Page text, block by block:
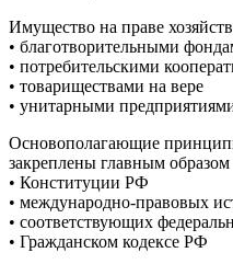
Имущество на праве
• благотворительными
• потребительскими
• товариществами на вере
• унитарными
Основополагающие
закреплены главным образом
• Конституции РФ
• международно-правовых
• соответствующих
• Гражданском кодексе РФ